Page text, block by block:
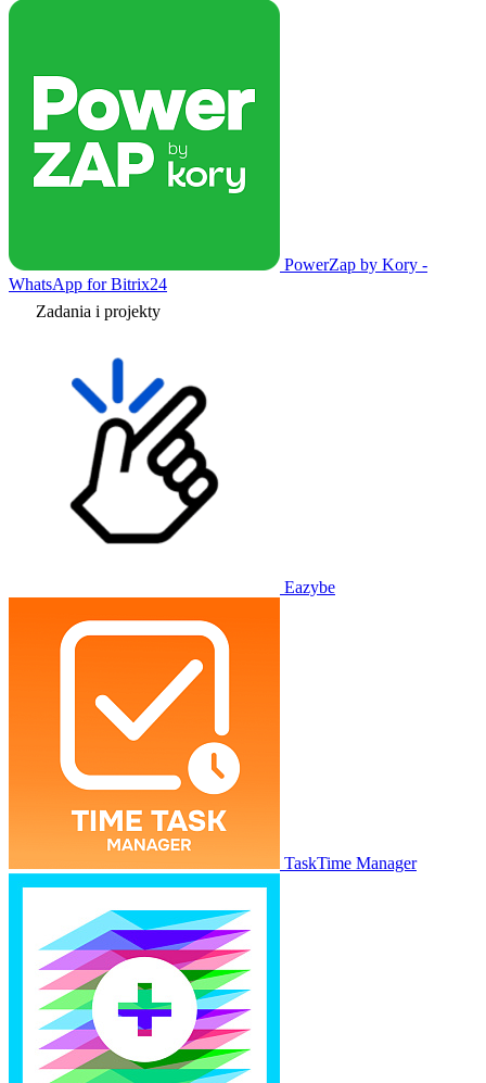
PowerZap by Kory -
WhatsApp for Bitrix24
Zadania i projekty
Eazybe
TaskTime Manager